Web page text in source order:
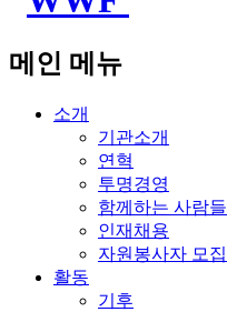
메인 메뉴
소개
기관소개
연혁
투명경영
함께하는 사람들
인재채용
자원봉사자 모집
활동
기후